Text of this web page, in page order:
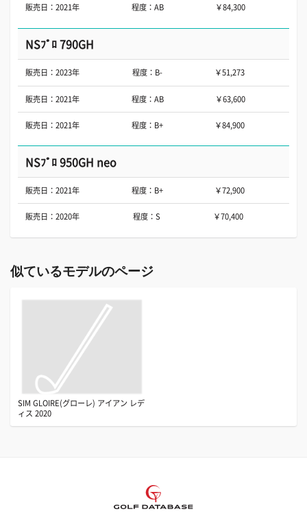
販売日：2021年 程度：AB ￥84,300
NSﾌﾟﾛ 790GH
販売日：2023年 程度：B- ￥51,273
販売日：2021年 程度：AB ￥63,600
販売日：2021年 程度：B+ ￥84,900
NSﾌﾟﾛ 950GH neo
販売日：2021年 程度：B+ ￥72,900
販売日：2020年 程度：S ￥70,400
似ているモデルのページ
SIM GLOIRE(グローレ) アイアン レデ
ィス 2020